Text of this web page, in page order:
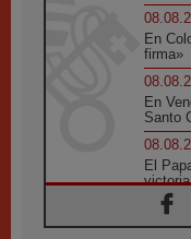
En
firma»
En
Santo
El
León